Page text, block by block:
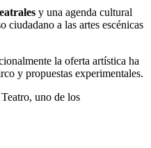
y una agenda cultural
ciudadano a las artes escénicas
la oferta artística ha
y propuestas experimentales.
uno de los